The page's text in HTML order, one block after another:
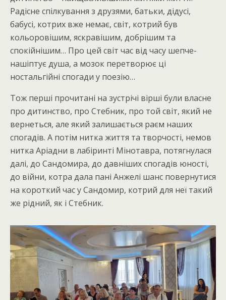
Радісне спілкування з друзями, батьки, дідусі,
бабусі, котрих вже немає, світ, котрий був
кольоровішим, яскравішим, добрішим та
спокійнішим… Про цей світ час від часу шепче-
нашіптує душа, а мозок перетворює ці
ностальгійні спогади у поезію…
Тож перші прочитані на зустрічі вірші були власне
про дитинство, про Стебник, про той світ, який не
вернеться, але який залишається раєм наших
спогадів. А потім нитка життя та творчості, немов
нитка Аріадни в лабіринті Мінотавра, потягнулася
далі, до Сандомира, до давніших спогадів юності,
до війни, котра дала пані Анжелі шанс повернутися
на короткий час у Сандомир, котрий для неї такий
же рідний, як і Стебник.